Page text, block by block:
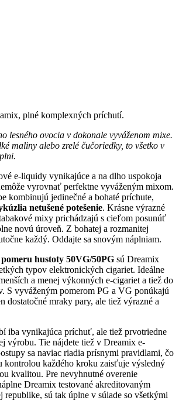
plné komplexných príchutí.
lesného ovocia v dokonale vyváženom mixe.
maliny alebo zrelé čučoriedky, to všetko v
e-liquidy vynikajúce a na dlho uspokoja
vyrovnať perfektne vyváženým mixom.
kombinujú jedinečné a bohaté príchute,
netušené potešenie. Krásne výrazné
mixy prichádzajú s cieľom posunúť
novú úroveň. Z bohatej a rozmanitej
každý. Oddajte sa snovým náplniam.
hustoty 50VG/50PG sú Dreamix
typov elektronických cigariet. Ideálne
a menej výkonných e-cigariet a tiež do
S vyváženým pomerom PG a VG ponúkajú
dostatočné mraky pary, ale tiež výrazné a
iba vynikajúca príchuť, ale tiež prvotriedne
výrobu. Tie nájdete tiež v Dreamix e-
sa naviac riadia prísnymi pravidlami, čo
kontrolou každého kroku zaisťuje výsledný
kvalitou. Pre nevyhnutné overenie
Dreamix testované akreditovaným
republike, sú tak úplne v súlade so všetkými